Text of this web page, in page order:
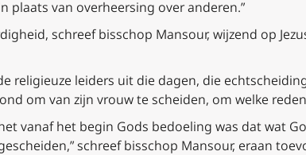
plaats van overheersing over anderen.”
schreef bisschop Mansour, wijzend op
religieuze leiders uit die dagen, die
om van zijn vrouw te scheiden, om welke
vanaf het begin Gods bedoeling was dat wat
schreef bisschop Mansour, eraan